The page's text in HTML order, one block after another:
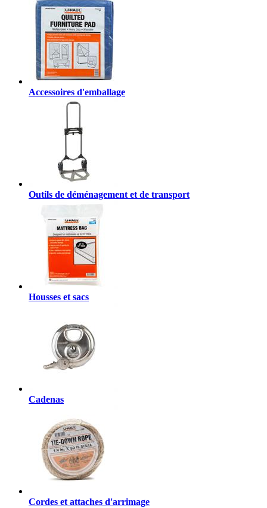
Accessoires d'emballage
Outils de déménagement et de transport
Housses et sacs
Cadenas
Cordes et attaches d'arrimage